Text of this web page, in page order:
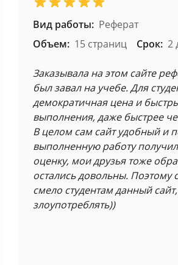
Вид работы: Реферат
Объем: 15 страниц Срок: 2
Заказывала на этом сайте
был завал на учебе. Для
демократичная цена и
выполнения, даже быстрее
В целом сам сайт удобный и
выполненную работу
оценку, мои друзья тоже
остались довольны. Поэтому
смело студентам данный
злоупотреблять))